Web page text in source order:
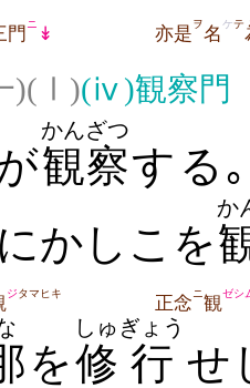
門 ニ ↡ 亦是ヲ名ケテ
)(Ⅰ)(ⅳ)観察門
観察
かんざつ
する
にかしこを
か
ジタマヒキ 正念 ニ観ゼシ
を修
しゅ
行
ぎょう
せ